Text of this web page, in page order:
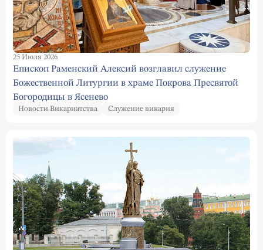
25 Июля 2026
Епископ Раменский Алексий возглавил служение
Божественной Литургии в храме Покрова Пресвятой
Богородицы в Ясенево
Новости Викариатства Служение викария